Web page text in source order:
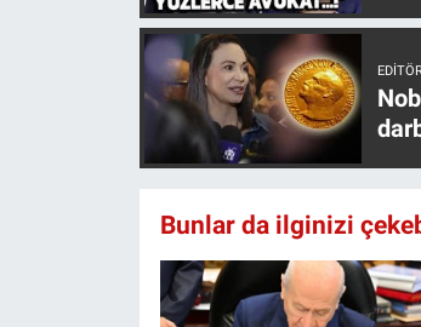
Bunlar da ilginizi